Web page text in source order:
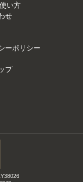
い方
せ
ーポリシー
プ